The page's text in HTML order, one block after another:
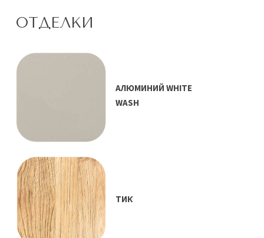
ОТДЕЛКИ
АЛЮМИНИЙ WHITE
WASH
ТИК